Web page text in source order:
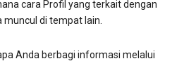
cara Profil yang terkait dengan
muncul di tempat lain.
Anda berbagi informasi melalui